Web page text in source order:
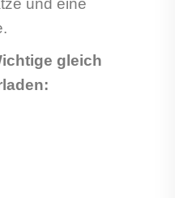
gleich